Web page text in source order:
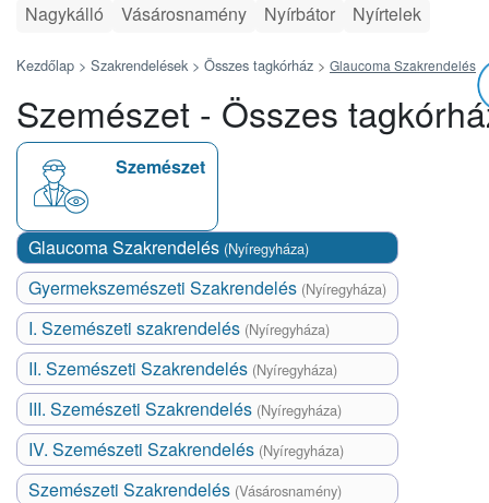
Nagykálló
Vásárosnamény Nyírbátor Nyírtelek
Kezdőlap > Szakrendelések > Összes tagkórház > Glaucoma Szakrendelés
Szemészet - Összes
Szemészet
Glaucoma Szakrendelés (Nyíregyháza)
Gyermekszemészeti Szakrendelés (Nyíregyháza)
I. Szemészeti szakrendelés (Nyíregyháza)
II. Szemészeti Szakrendelés (Nyíregyháza)
III. Szemészeti Szakrendelés (Nyíregyháza)
IV. Szemészeti Szakrendelés (Nyíregyháza)
Szemészeti Szakrendelés (Vásárosnamény)